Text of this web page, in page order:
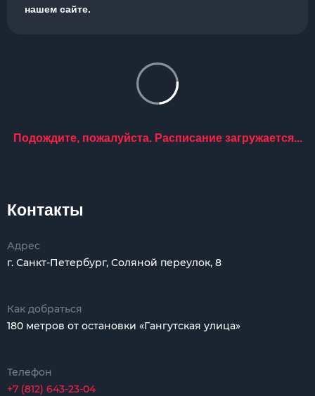
нашем сайте.
Подождите, пожалуйста. Расписание загружается...
Контакты
Адрес
г. Санкт-Петербург, Соляной переулок, 8
Как добраться
180 метров от остановки «Гангутская улица»
Телефон
+7 (812) 643-23-04